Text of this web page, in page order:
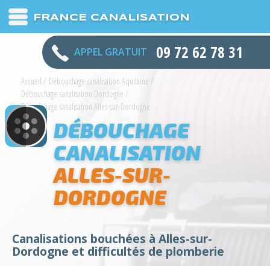
FRANCE CANALISATION
APPEL GRATUIT 09 72 62 78 31
Accueil / Débouchage canalisation Aquitaine /
Débouchage canalisation Dordogne /
Débouchage canalisation Alles-sur-Dordogne
DÉBOUCHAGE
CANALISATION
ALLES-SUR-
DORDOGNE
Canalisations bouchées à Alles-sur-
Dordogne et difficultés de plomberie